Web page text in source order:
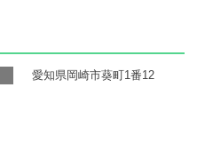
愛知県岡崎市葵町1番12